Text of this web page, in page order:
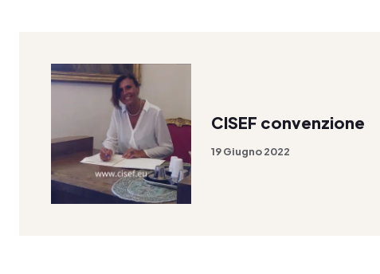
CISEF convenzione
19 Giugno 2022